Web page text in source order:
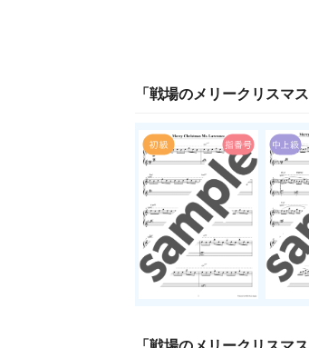
「 戦場のメリークリスマス